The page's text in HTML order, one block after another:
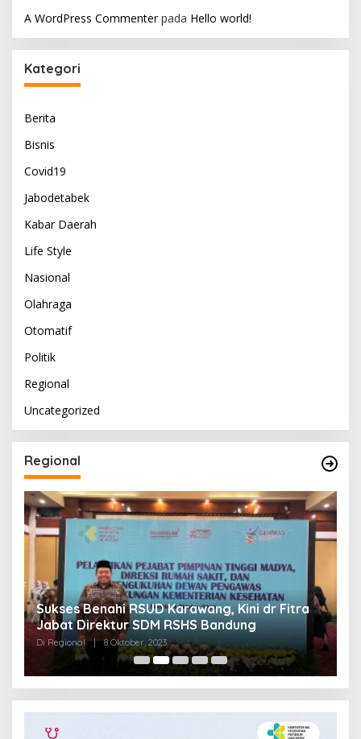
A WordPress Commenterpada Hello world!
Kategori
Berita
Bisnis
Covid19
Jabodetabek
Kabar Daerah
Life Style
Nasional
Olahraga
Otomatif
Politik
Regional
Uncategorized
Regional
Sukses Benahi RSUD Karawang, Kini dr Fitra
Jabat Direktur SDM RSHS Bandung
Di Regional | 8 Oktober, 2023